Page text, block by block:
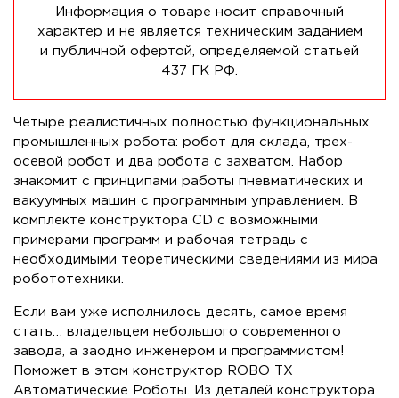
Информация о товаре носит справочный
характер и не является техническим заданием
и публичной офертой, определяемой статьей
437 ГК РФ.
Четыре реалистичных полностью функциональных
промышленных робота: робот для склада, трех-
осевой робот и два робота с захватом. Набор
знакомит с принципами работы пневматических и
вакуумных машин с программным управлением. В
комплекте конструктора CD с возможными
примерами программ и рабочая тетрадь с
необходимыми теоретическими сведениями из мира
робототехники.
Если вам уже исполнилось десять, самое время
стать… владельцем небольшого современного
завода, а заодно инженером и программистом!
Поможет в этом конструктор ROBO TX
Автоматические Роботы. Из деталей конструктора